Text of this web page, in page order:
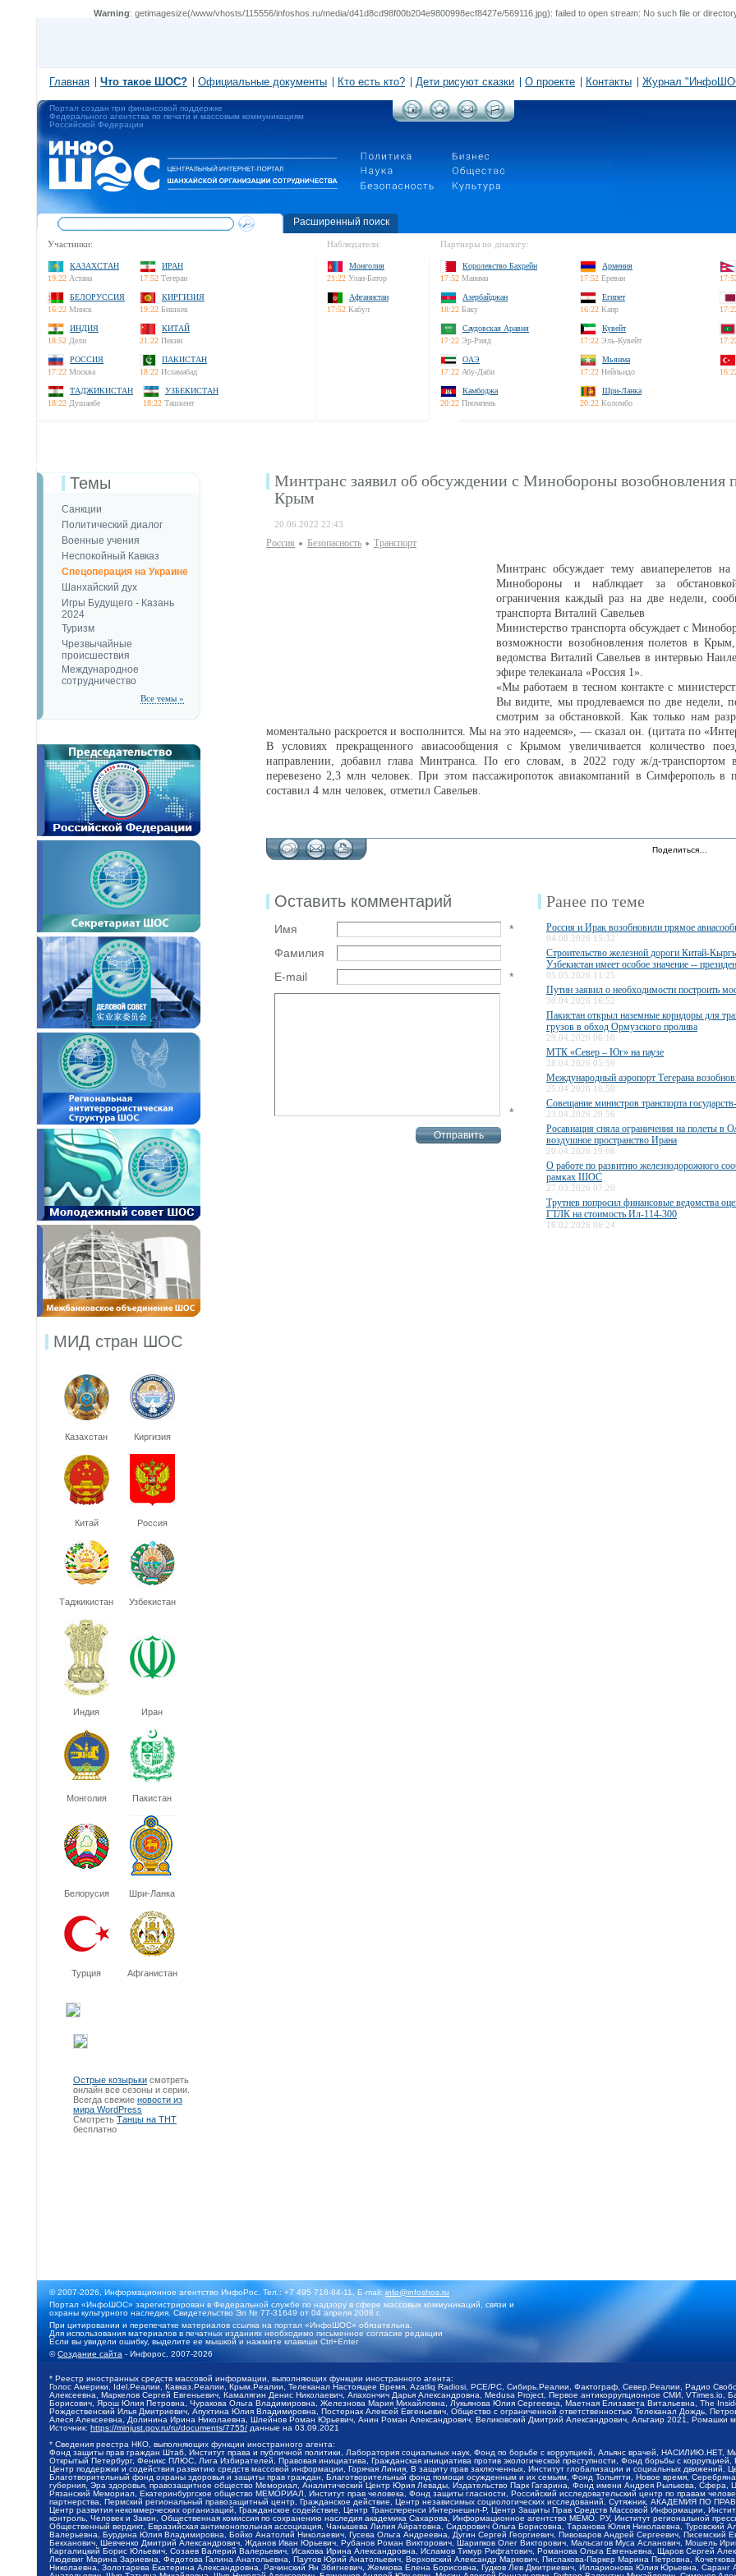
Warning: getimagesize(/www/vhosts/115556/infoshos.ru/media/d41d8cd98f00b204e9800998ecf8427e/569116.jpg): failed to open stream: No such file or
Главная Что такое ШОС? Официальные документы Кто есть кто? Дети рисуют сказки О проекте Контакты Журнал
Портал создан при финансовой поддержке
Федерального агентства по печати и массовым коммуникациям
Российской Федерации
Расширенный поиск
Участники:
КАЗАХСТАН
19:22 Астана
ИРАН
17:52 Тегеран
БЕЛОРУССИЯ
16:22 Минск
КИРГИЗИЯ
19:22 Бишкек
ИНДИЯ
18:52 Дели
КИТАЙ
21:22 Пекин
РОССИЯ
17:22 Москва
ПАКИСТАН
18:22 Исламабад
ТАДЖИКИСТАН
18:22 Душанбе
УЗБЕКИСТАН
18:22 Ташкент
Наблюдатели:
Монголия
21:22 Улан-Батор
Афганистан
17:52 Кабул
Партнеры по диалогу:
Королевство Бахрейн
17:52 Манама
Армения
17:52 Ереван
Азербайджан
18:22 Баку
Египет
16:22 Каир
Саудовская Аравия
17:22 Эр-Рияд
Кувейт
17:22 Эль-Кувейт
ОАЭ
17:22 Абу-Даби
Мьянма
17:22 Нейпьидо
Камбоджа
20:22 Пномпень
Шри-Ланка
20:22 Коломбо
Темы
Санкции
Политический диалог
Военные учения
Неспокойный Кавказ
Спецоперация на Украине
Шанхайский дух
Игры Будущего - Казань
2024
Туризм
Чрезвычайные
происшествия
Международное
сотрудничество
Все темы »
МИД стран ШОС
Казахстан Киргизия
Китай Россия
Таджикистан Узбекистан
Индия Иран
Монголия Пакистан
Белорусия Шри-Ланка
Турция Афганистан
Острые козырьки смотреть
онлайн все сезоны и серии.
Всегда свежие новости из
мира WordPress
Смотреть Танцы на ТНТ
бесплатно
Минтранс заявил об обсуждении с Минобороны возобновления
Крым
20.06.2022 22:43
Россия Безопаcность Транспорт
Минтранс обсуждает тему авиаперелетов
Минобороны и наблюдает за
ограничения каждый раз на две недели,
транспорта Виталий Савельев
Министерство транспорта обсуждает с
возможности возобновления полетов в Крым,
ведомства Виталий Савельев в интервью
эфире телеканала «Россия 1».
«Мы работаем в тесном контакте с
Вы видите, мы продлеваемся по две недели,
смотрим за обстановкой. Как только нам
моментально раскроется и восполнится. Мы на это надеемся», — сказал он. (цитата по
В условиях прекращенного авиасообщения с Крымом увеличивается количество
направлении, добавил глава Минтранса. По его словам, в 2022 году ж/д-транспортом
перевезено 2,3 млн человек. При этом пассажиропоток авиакомпаний в Симферополь в
составил 4 млн человек, отметил Савельев.
Поделиться…
Оставить комментарий
Имя
*
Фамилия
E-mail
*
*
Ранее по теме
Россия и Ирак возобновили прямое
04.08.2026 15:32
Строительство железной дороги Китай-
Узбекистан имеет особое значение --
05.05.2026 11:25
Путин заявил о необходимости построить
30.04.2026 16:52
Пакистан открыл наземные коридоры для
грузов в обход Ормузского пролива
29.04.2026 06:10
МТК «Север – Юг» на паузе
28.04.2026 05:59
Международный аэропорт Тегерана
25.04.2026 10:50
Совещание министров транспорта
23.04.2026 20:56
Росавиация сняла ограничения на полеты в
воздушное пространство Ирана
20.04.2026 19:08
О работе по развитию железнодорожного
рамках ШОС
27.03.2026 07:20
Трутнев попросил финансовые ведомства
ГТЛК на стоимость Ил-114-300
16.02.2026 06:24
© 2007-2026, Информационное агентство ИнфоРос. Тел.: +7 495 718-84-11, E-mail:info@infoshos.ru
Портал «ИнфоШОС» зарегистрирован в Федеральной службе по надзору в сфере массовых коммуникаций, связи и
охраны культурного наследия. Свидетельство Эл № 77-31649 от 04 апреля 2008 г.
При цитировании и перепечатке материалов ссылка на портал «ИнфоШОС» обязательна.
Для использования материалов в печатных изданиях необходимо письменное согласие редакции
Если вы увидели ошибку, выделите ее мышкой и нажмите клавиши Ctrl+Enter
©Создание сайта - Инфорос, 2007-2026
* Реестр иностранных средств массовой информации, выполняющих функции иностранного агента:
Голос Америки, Idel.Реалии, Кавказ.Реалии, Крым.Реалии, Телеканал Настоящее Время, Azatliq Radiosi, PCE/PC, Сибирь.Реалии, Фактограф, Север.Реалии, Радио
Алексеевна, Маркелов Сергей Евгеньевич, Камалягин Денис Николаевич, Апахончич Дарья Александровна, Medusa Project, Первое антикоррупционное СМИ,
Борисович, Ярош Юлия Петровна, Чуракова Ольга Владимировна, Железнова Мария Михайловна, Лукьянова Юлия Сергеевна, Маетная Елизавета Витальевна, The
Рождественский Илья Дмитриевич, Апухтина Юлия Владимировна, Постернак Алексей Евгеньевич, Общество с ограниченной ответственностью Телеканал Дождь,
Алеся Алексеевна, Долинина Ирина Николаевна, Шлейнов Роман Юрьевич, Анин Роман Александрович, Великовский Дмитрий Александрович, Альтаир 2021, Ромашки
Источник: https://minjust.gov.ru/ru/documents/7755/ данные на 03.09.2021
* Сведения реестра НКО, выполняющих функции иностранного агента:
Фонд защиты прав граждан Штаб, Институт права и публичной политики, Лаборатория социальных наук, Фонд по борьбе с коррупцией, Альянс врачей,
Открытый Петербург, Феникс ПЛЮС, Лига Избирателей, Правовая инициатива, Гражданская инициатива против экологической преступности, Фонд борьбы с
Центр поддержки и содействия развитию средств массовой информации, Горячая Линия, В защиту прав заключенных, Институт глобализации и социальных
Благотворительный фонд охраны здоровья и защиты прав граждан, Благотворительный фонд помощи осужденным и их семьям, Фонд Тольятти, Новое время,
губерния, Эра здоровья, правозащитное общество Мемориал, Аналитический Центр Юрия Левады, Издательство Парк Гагарина, Фонд имени Андрея Рылькова,
Рязанский Мемориал, Екатеринбургское общество МЕМОРИАЛ, Институт прав человека, Фонд защиты гласности, Российский исследовательский центр по правам
партнерства, Пермский региональный правозащитный центр, Гражданское действие, Центр независимых социологических исследований, Сутяжник, АКАДЕМИЯ ПО
Центр развития некоммерческих организаций, Гражданское содействие, Центр Трансперенси Интернешнл-Р, Центр Защиты Прав Средств Массовой Информации,
контроль, Человек и Закон, Общественная комиссия по сохранению наследия академика Сахарова, Информационное агентство МЕМО. РУ, Институт региональной
Общественный вердикт, Евразийская антимонопольная ассоциация, Чанышева Лилия Айратовна, Сидорович Ольга Борисовна, Таранова Юлия Николаевна, Туровский
Валерьевна, Бурдина Юлия Владимировна, Бойко Анатолий Николаевич, Гусева Ольга Андреевна, Дугин Сергей Георгиевич, Пивоваров Андрей Сергеевич, Писемский
Бекханович, Шевченко Дмитрий Александрович, Жданов Иван Юрьевич, Рубанов Роман Викторович, Шарипков Олег Викторович, Мальсагов Муса Асланович, Мошель
Каргалицкий Борис Юльевич, Созаев Валерий Валерьевич, Исакова Ирина Александровна, Исламов Тимур Рифгатович, Романова Ольга Евгеньевна, Щаров Сергей
Людевиг Марина Зариевна, Федотова Галина Анатольевна, Паутов Юрий Анатольевич, Верховский Александр Маркович, Пислакова-Паркер Марина Петровна,
Николаевна, Золотарева Екатерина Александровна, Рачинский Ян Збигневич, Жемкова Елена Борисовна, Гудков Лев Дмитриевич, Илларионова Юлия Юрьевна,